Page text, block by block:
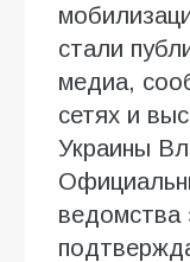
стали
медиа,
сетях и
Украины
ведомства